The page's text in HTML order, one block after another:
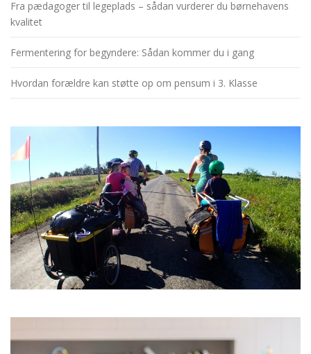
Fra pædagoger til legeplads – sådan vurderer du børnehavens
kvalitet
Fermentering for begyndere: Sådan kommer du i gang
Hvordan forældre kan støtte op om pensum i 3. Klasse